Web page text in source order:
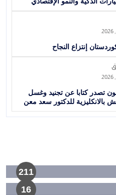
إنتزاع النجاح
تصدر كتابا عن تجنيد وغسل
بالانكليزية للدكتور سعد معن
211
16